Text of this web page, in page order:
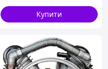
Купити